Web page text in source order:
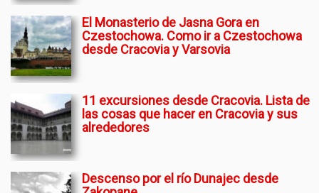
El Monasterio de Jasna Gora en
Czestochowa. Como ir a Czestochowa
desde Cracovia y Varsovia
11 excursiones desde Cracovia. Lista de
las cosas que hacer en Cracovia y sus
alrededores
Descenso por el río Dunajec desde